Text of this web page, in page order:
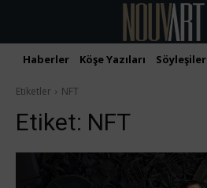
Haberler Köşe Yazıları Söyleşiler
Etiketler NFT
Etiket: NFT